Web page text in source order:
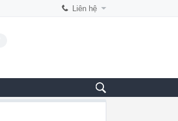
Liên hệ